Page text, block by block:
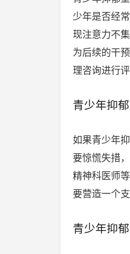
少年是否经
现注意力不
为后续的干
理咨询进行
青少年抑
如果青少年
要惊慌失措
精神科医师
要营造一个
青少年抑